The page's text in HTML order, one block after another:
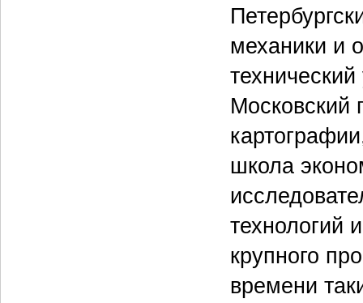
механики и
Московский
школа
технологий
крупного
времени